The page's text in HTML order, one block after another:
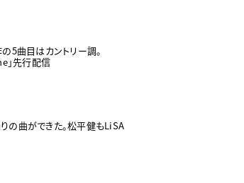
の5曲目はカントリー調。
」先行配信
の曲ができた。松平健もLiSA